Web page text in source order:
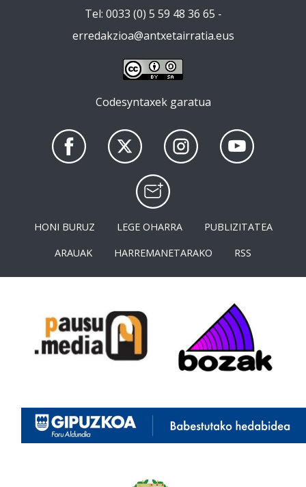
Tel: 0033 (0) 5 59 48 36 65 -
erredakzioa@antxetairratia.eus
Codesyntaxek garatua
HONI BURUZ LEGE OHARRA
PUBLIZITATEA
ARAUAK
HARREMANETARAKO RSS